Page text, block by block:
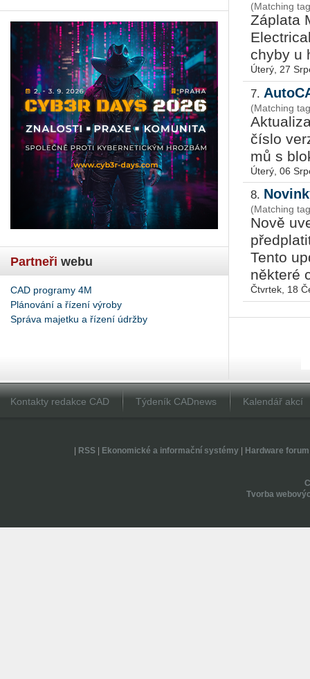
Partneři webu
CAD programy 4M
Plánování a řízení výroby
Správa majetku a řízení údržby
(Matching
Zá­pla­ta
chy­by u
Úterý, 27
7.
(Matching
číslo
mů s
Úterý, 06
8.
(Matching
Nově
Tento
některé
Čtvrtek, 18
Kontakty redakce CAD Týdeník CADnews Kalendář akcí
RSS| Ekonomické a informační systémy| Hardware forum
Tvorba